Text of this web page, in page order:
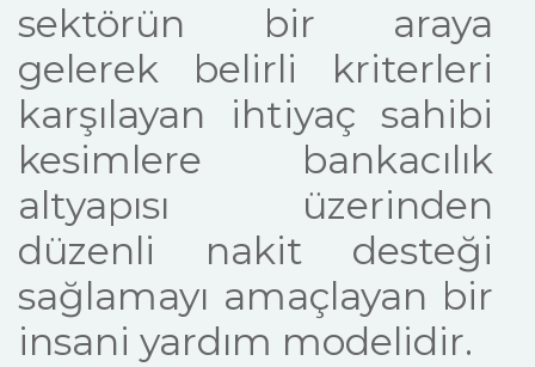
sektörün bir araya
gelerek belirli kriterleri
karşılayan ihtiyaç sahibi
kesimlere bankacılık
altyapısı üzerinden
düzenli nakit desteği
sağlamayı amaçlayan bir
insani yardım modelidir.